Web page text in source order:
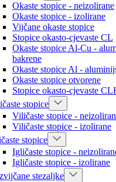
Okaste stopice - neizolirane
Okaste stopice - izolirane
Vijčane okaste stopice
Stopice okasto-cjevaste CL
Okaste stopice Al-Cu -
bakrene
Okaste stopice Al -
Okaste stopice otvorene
Stopice okasto-cjevaste
stopice
Viličaste stopice -
Viličaste stopice - izolirane
stopice
Igličaste stopice -
Igličaste stopice - izolirane
stezaljke